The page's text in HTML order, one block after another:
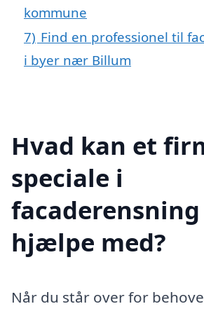
kommune
7) Find en professionel til
i byer nær Billum
Hvad kan et
speciale i
hjælpe med?
Når du står over for